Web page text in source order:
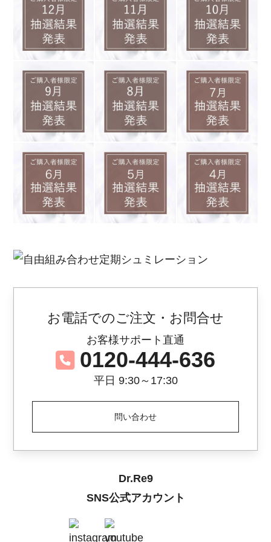
お電話でのご注文・お問合せ
お客様サポート直通
0120-444-636
平日 9:30～17:30
問い合わせ
Dr.Re9
SNS公式アカウント